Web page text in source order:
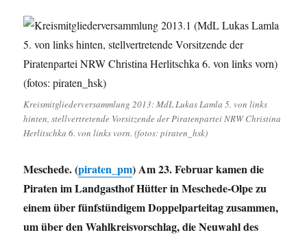
Kreismitgliederversammlung 2013: MdL Lukas Lamla 5. von links
hinten, stellvertretende Vorsitzende der Piratenpartei NRW Christina
Herlitschka 6. von links vorn. (fotos: piraten_hsk)
Meschede. (piraten_pm) Am 23. Februar kamen die
Piraten im Landgasthof Hütter in Meschede-Olpe zu
einem über fünfstündigem Doppelparteitag zusammen,
um über den Wahlkreisvorschlag, die Neuwahl des